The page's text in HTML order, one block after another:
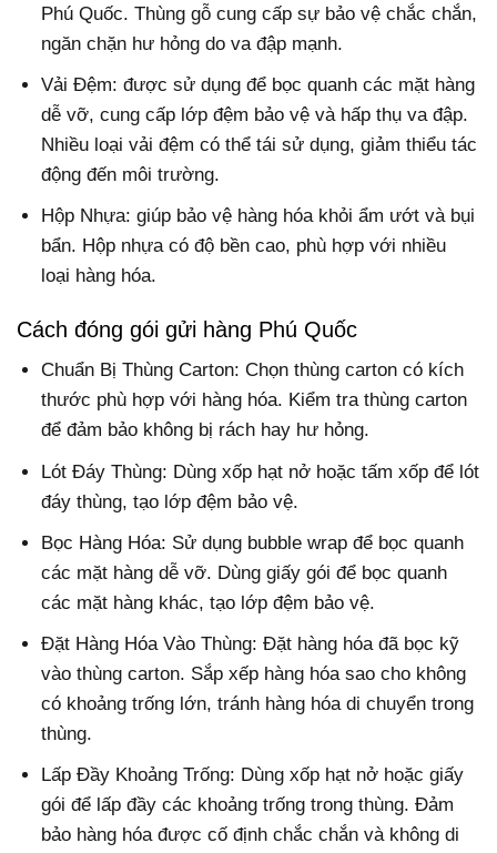
Phú Quốc. Thùng gỗ cung cấp sự bảo vệ chắc chắn,
ngăn chặn hư hỏng do va đập mạnh.
Vải Đệm: được sử dụng để bọc quanh các mặt hàng
dễ vỡ, cung cấp lớp đệm bảo vệ và hấp thụ va đập.
Nhiều loại vải đệm có thể tái sử dụng, giảm thiểu tác
động đến môi trường.
Hộp Nhựa: giúp bảo vệ hàng hóa khỏi ẩm ướt và bụi
bẩn. Hộp nhựa có độ bền cao, phù hợp với nhiều
loại hàng hóa.
Cách đóng gói gửi hàng Phú Quốc
Chuẩn Bị Thùng Carton: Chọn thùng carton có kích
thước phù hợp với hàng hóa. Kiểm tra thùng carton
để đảm bảo không bị rách hay hư hỏng.
Lót Đáy Thùng: Dùng xốp hạt nở hoặc tấm xốp để lót
đáy thùng, tạo lớp đệm bảo vệ.
Bọc Hàng Hóa: Sử dụng bubble wrap để bọc quanh
các mặt hàng dễ vỡ. Dùng giấy gói để bọc quanh
các mặt hàng khác, tạo lớp đệm bảo vệ.
Đặt Hàng Hóa Vào Thùng: Đặt hàng hóa đã bọc kỹ
vào thùng carton. Sắp xếp hàng hóa sao cho không
có khoảng trống lớn, tránh hàng hóa di chuyển trong
thùng.
Lấp Đầy Khoảng Trống: Dùng xốp hạt nở hoặc giấy
gói để lấp đầy các khoảng trống trong thùng. Đảm
bảo hàng hóa được cố định chắc chắn và không di